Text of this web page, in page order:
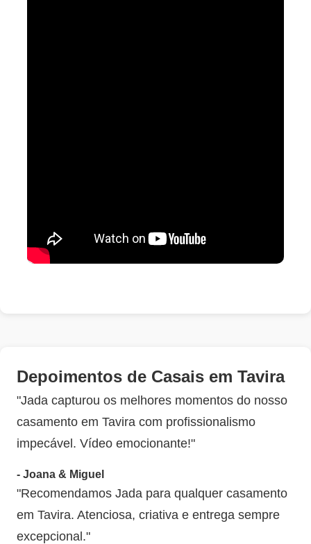
Depoimentos de Casais em Tavira
"Jada capturou os melhores momentos do nosso
casamento em Tavira com profissionalismo
impecável. Vídeo emocionante!"
- Joana & Miguel
"Recomendamos Jada para qualquer casamento
em Tavira. Atenciosa, criativa e entrega sempre
excepcional."